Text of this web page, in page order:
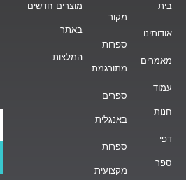
בית
אודותינו
מאמרים
עמוד
חנות
דפי
ספר
מקור
ספרות
מתורגמת
ספרים
באנגלית
ספרות
מקצועית
מוצרים חדשים
באתר
המלצות